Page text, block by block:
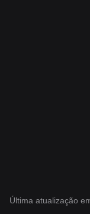
Última atualização